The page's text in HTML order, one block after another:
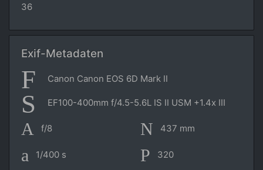
36
Exif-Metadaten
Canon Canon EOS 6D Mark II
EF100-400mm f/4.5-5.6L IS II USM +1.4x III
f/8 437 mm
1/400 s
320